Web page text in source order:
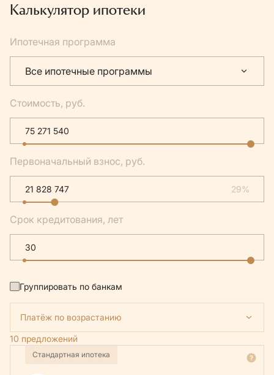
Калькулятор ипотеки
Ипотечная программа
Все ипотечные программы
Стоимость, руб.
Первоначальный взнос, руб.
29%
Срок кредитования, лет
Группировать по банкам
Платёж по возрастанию
10 предложений
Стандартная ипотека